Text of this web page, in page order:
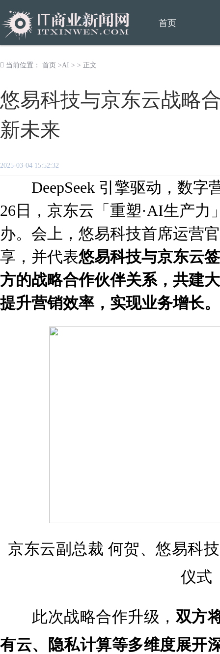
首页
当前位置： 首页 >AI > > 正文
悠易科技与京东云战略
新未来
2025-03-04 15:52:32
DeepSeek 引擎驱动，数字
26日，京东云「重塑·AI生产力
办。会上，悠易科技首席运营
享，并代表悠易科技与京东云
方的战略合作伙伴关系，共建
提升营销效率，实现业务增长。
京东云副总裁 何贺、悠易科
仪式
此次战略合作升级，双方
有云、隐私计算等多维度展开